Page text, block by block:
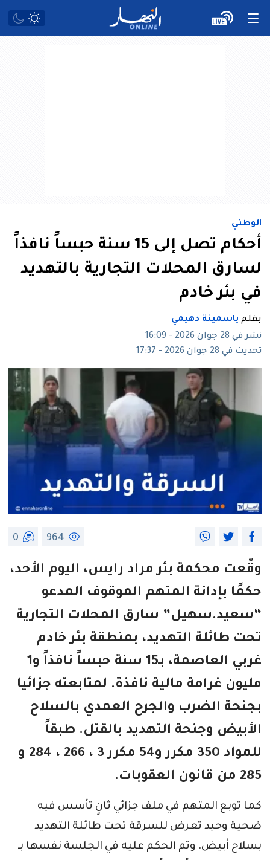
الوطني
أحكام تصل إلى 15 سنة حبساً نافذاً
لسارق المحلات التجارية بالتهديد
في بئر خادم
بقلم ياسمينة دهيمي
نشر في 28 جوان 2026 - 16:09
تحديث في 28 جوان 2026 - 17:37
964
0
وقّعت محكمة بئر مراد رايس، اليوم الأحد،
حكمًا بإدانة المتهم الموقوف المدعو
“سعيد.سهيل” سارق المحلات التجارية
تحت طائلة التهديد، بمنطقة بئر خادم
غربي العاصمة، بـ15 سنة حبساً نافذاً و1
مليون غرامة مالية نافذة. لمتابعته جزائيا
بجنحة الضرب والجرح العمدي بالسلاح
الأبيض وجنحة التهديد بالقتل. طبقاً
للمواد 350 مكرر و54 مكرر 3 ، 266 ، 284 و
285 من قانون العقوبات.
كما توبع المتهم في ملف جزائي ثانٍ تأسس فيه
ضحية وحيد تعرض للسرقة تحت طائلة التهديد
بسلاح أبيض. وتم الحكم عليه في الجلسة نفسها بـ